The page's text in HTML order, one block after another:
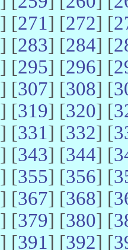
] [271] [272] [
] [283] [284] [
] [295] [296] [
] [307] [308] [
] [319] [320] [
] [331] [332] [
] [343] [344] [
] [355] [356] [
] [367] [368] [
] [379] [380] [
] [391] [392] [